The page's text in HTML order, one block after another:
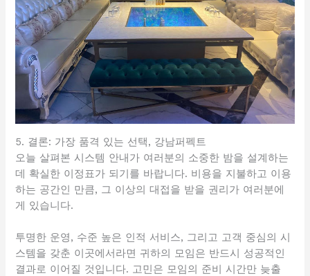
5. 결론: 가장 품격 있는 선택, 강남퍼펙트
오늘 살펴본 시스템 안내가 여러분의 소중한 밤을 설계하는
데 확실한 이정표가 되기를 바랍니다. 비용을 지불하고 이용
하는 공간인 만큼, 그 이상의 대접을 받을 권리가 여러분에
게 있습니다.
투명한 운영, 수준 높은 인적 서비스, 그리고 고객 중심의 시
스템을 갖춘 이곳에서라면 귀하의 모임은 반드시 성공적인
결과로 이어질 것입니다. 고민은 모임의 준비 시간만 늦출